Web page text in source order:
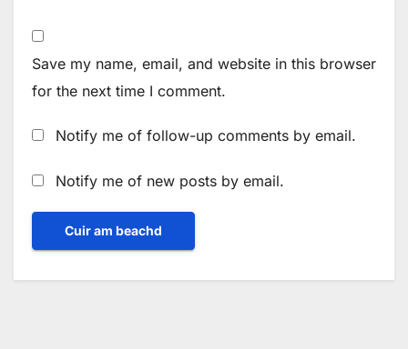
Save my name, email, and website in this browser
for the next time I comment.
Notify me of follow-up comments by email.
Notify me of new posts by email.